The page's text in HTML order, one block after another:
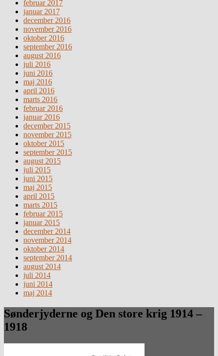
februar 2017
januar 2017
december 2016
november 2016
oktober 2016
september 2016
august 2016
juli 2016
juni 2016
maj 2016
april 2016
marts 2016
februar 2016
januar 2016
december 2015
november 2015
oktober 2015
september 2015
august 2015
juli 2015
juni 2015
maj 2015
april 2015
marts 2015
februar 2015
januar 2015
december 2014
november 2014
oktober 2014
september 2014
august 2014
juli 2014
juni 2014
maj 2014
Sønderjyderne og Den store krig 1914 –
1918